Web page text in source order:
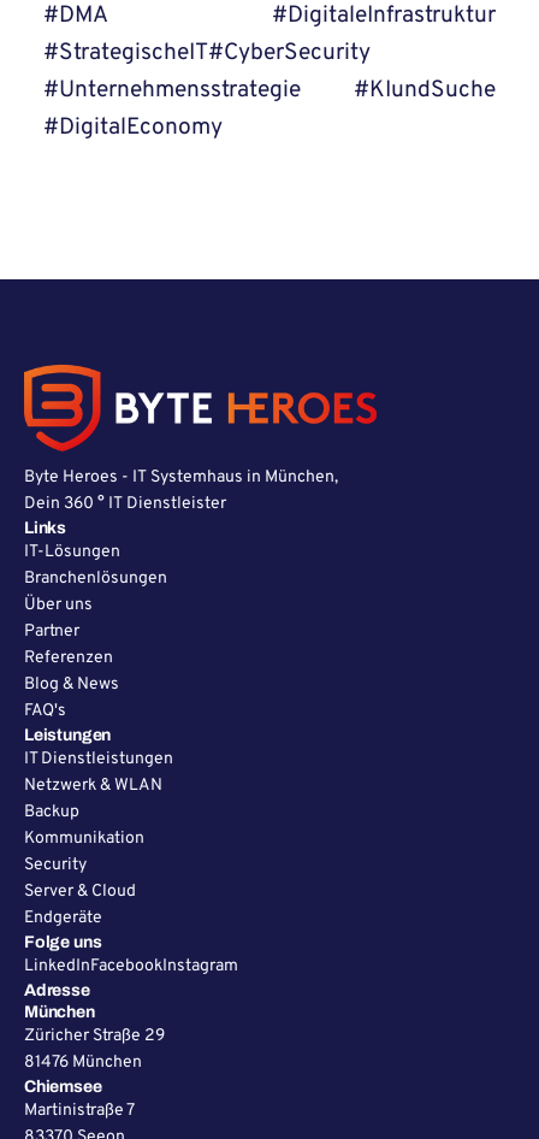
#DMA #DigitaleInfrastruktur
#StrategischeIT#CyberSecurity
#Unternehmensstrategie #KIundSuche
#DigitalEconomy
Byte Heroes - IT Systemhaus in München,
Dein 360 ° IT Dienstleister
Links
IT-Lösungen
Branchenlösungen
Über uns
Partner
Referenzen
Blog & News
FAQ's
Leistungen
IT Dienstleistungen
Netzwerk & WLAN
Backup
Kommunikation
Security
Server & Cloud
Endgeräte
Folge uns
LinkedInFacebookInstagram
Adresse
München
Züricher Straße 29
81476 München
Chiemsee
Martinistraße 7